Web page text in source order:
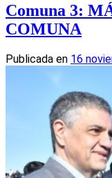
Comuna 3:
COMUNA
Publicada en 16